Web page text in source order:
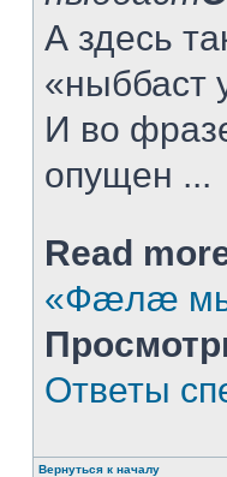
А здесь
«ныббаст
И во
опущен ...
Read
«Фæлæ
Ответы
Вернуться к началу